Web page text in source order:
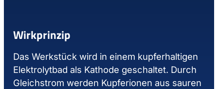
Wirkprinzip
Das Werkstück wird in einem kupferhaltigen
Elektrolytbad als Kathode geschaltet. Durch
Gleichstrom werden Kupferionen aus sauren